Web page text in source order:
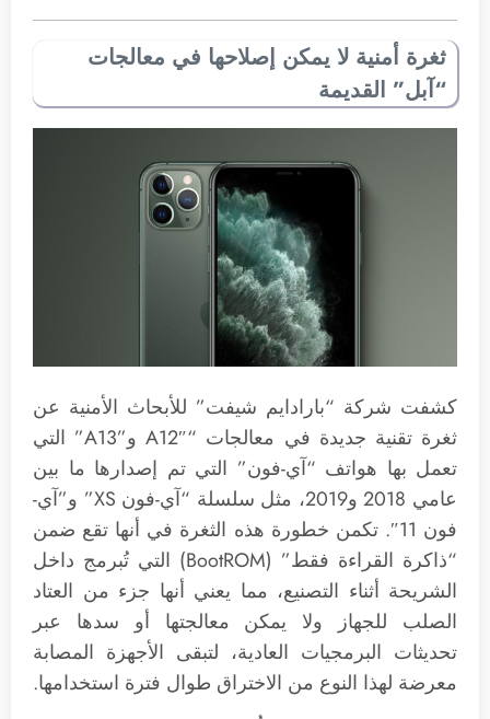
ثغرة أمنية لا يمكن إصلاحها في معالجات
“آبل” القديمة
كشفت شركة “بارادايم شيفت” للأبحاث الأمنية عن
ثغرة تقنية جديدة في معالجات “A12″ و”A13” التي
تعمل بها هواتف “آي-فون” التي تم إصدارها ما بين
عامي 2018 و2019، مثل سلسلة “آي-فون XS” و”آي-
فون 11″. تكمن خطورة هذه الثغرة في أنها تقع ضمن
“ذاكرة القراءة فقط” (BootROM) التي تُبرمج داخل
الشريحة أثناء التصنيع، مما يعني أنها جزء من العتاد
الصلب للجهاز ولا يمكن معالجتها أو سدها عبر
تحديثات البرمجيات العادية، لتبقى الأجهزة المصابة
معرضة لهذا النوع من الاختراق طوال فترة استخدامها.